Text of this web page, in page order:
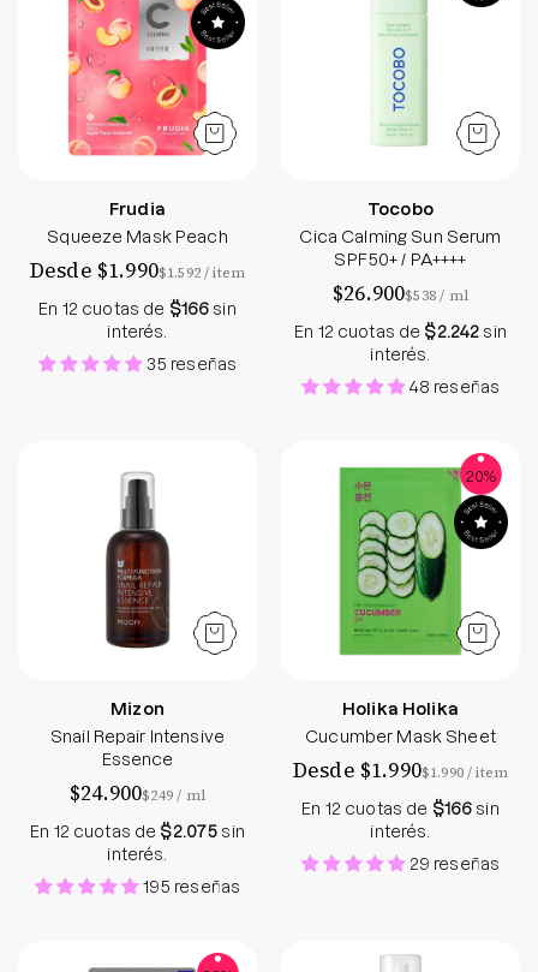
Frudia
Squeeze Mask Peach
Desde $1.990$1.592/por
item
En 12 cuotas de $166sin
interés.
35 reseñas
Tocobo
Cica Calming Sun Serum
SPF50+ / PA++++
$26.900$538/ por
ml
En 12 cuotas de $2.242sin
interés.
48 reseñas
Snail Repair Intensive Essence - Mizon - Soko
Mizon
Snail Repair Intensive
Essence
$24.900$249/ por
ml
En 12 cuotas de $2.075sin
interés.
195 reseñas
Cucumber
20%
Holika Holika
Cucumber Mask Sheet
Desde $1.990$1.990/por
item
En 12 cuotas de $166sin
interés.
29 reseñas
Pig Nose Clear Black Head 3-Step Kit - Holika
My Orchard